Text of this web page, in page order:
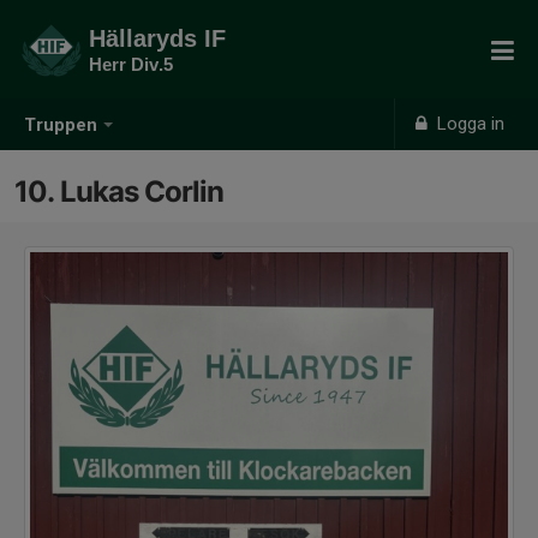
Truppen Logga in
Hällaryds IF
Herr Div.5
10. Lukas Corlin